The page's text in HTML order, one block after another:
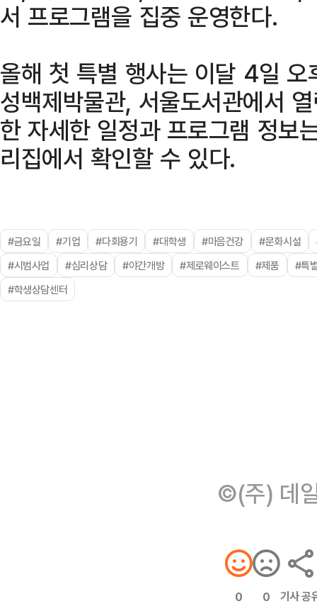
서 프로그램을 집중 운영한다.
올해 첫 특별 행사는 이달 4일
성백제박물관, 서울도서관에서
한 자세한 일정과 프로그램 정보
리집에서 확인할 수 있다.
#금요일 #기업 #다회용기 #대학생 #마음건강 #문화시설
#시범사업
#심리상담 #야간개방 #제로웨이스트 #제품
#특
#학생상담센터
©(주) 데
0 0 기사 공